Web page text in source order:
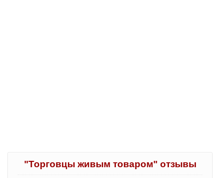
"Торговцы живым товаром" отзывы